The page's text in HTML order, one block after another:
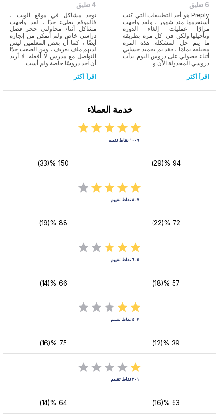
6 تعليق
Preply هو أحد التطبيقات التي كنت
أستخدمها منذ شهور ، ولقد واجهت
مرارًا عمليات إلغاء الدورة
وتأجيلها.ولكن في كل مرة بطريقة
ما يتم حل المشكلة. هذه المرة
مختلفة تمامًا ، فقد تم تجميد حسابي
أثناء حصولي على دروس اليوم. بدأت
دروسي المجدولة الآن و
اقرأ أكثر
4 تعليق
توجد مشاكل في موقع الويب ،
فالموقع بطيء جدًا ، لقد واجهت
مشاكل أثناء محاولتي حجز فصل
دراسي خاص ولم أتمكن من إنجازه
أيضًا ، كما أن بعض المعلمين ليس
لديهم ملف تعريف ، ومن الصعب جدًا
التواصل مع مدرس لا أفعله. لا أريد
أن آخذ دروسًا خاصة ولم أست
اقرأ أكثر
خدمة العملاء
94 %(29)
150 %(33)
72 %(22)
88 %(19)
57 %(18)
66 %(14)
39 %(12)
75 %(16)
53 %(16)
64 %(14)